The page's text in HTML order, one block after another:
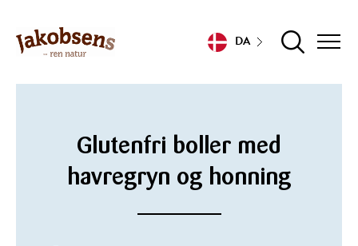
DA
Glutenfri boller med
havregryn og honning